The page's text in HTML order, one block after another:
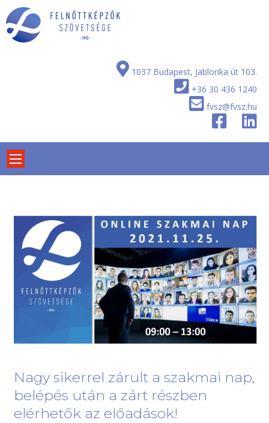
Skip
to
content
1037 Budapest, Jablonka út 103.
+36 30 436 1240
fvsz@fvsz.hu
Nagy sikerrel zárult a szakmai nap,
belépés után a zárt részben
elérhetők az előadások!